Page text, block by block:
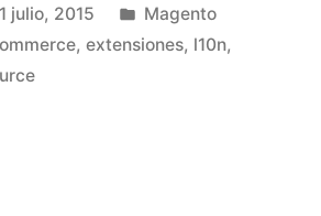
julio, 2015
Publicado
en
Magento
, extensiones, l10n,